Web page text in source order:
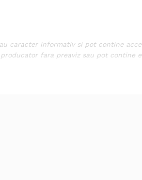
caracter informativ si pot contine
fara preaviz sau pot contine